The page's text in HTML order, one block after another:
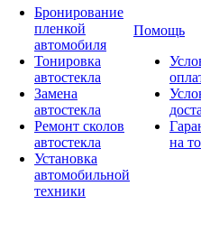
Бронирование
пленкой
автомобиля
Тонировка
автостекла
Замена
автостекла
Ремонт сколов
автостекла
Установка
автомобильной
техники
Помощь
на